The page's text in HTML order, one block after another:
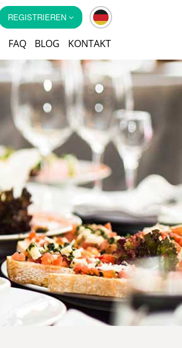
REGISTRIEREN
FAQ BLOG KONTAKT